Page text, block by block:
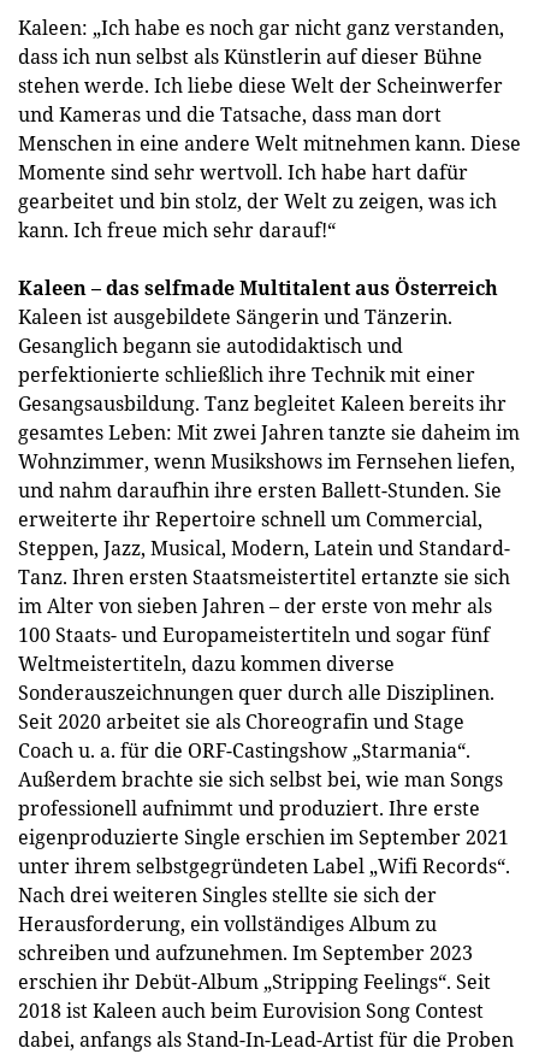
Kaleen: „Ich habe es noch gar nicht ganz verstanden,
dass ich nun selbst als Künstlerin auf dieser Bühne
stehen werde. Ich liebe diese Welt der Scheinwerfer
und Kameras und die Tatsache, dass man dort
Menschen in eine andere Welt mitnehmen kann. Diese
Momente sind sehr wertvoll. Ich habe hart dafür
gearbeitet und bin stolz, der Welt zu zeigen, was ich
kann. Ich freue mich sehr darauf!“
Kaleen – das selfmade Multitalent aus Österreich
Kaleen ist ausgebildete Sängerin und Tänzerin.
Gesanglich begann sie autodidaktisch und
perfektionierte schließlich ihre Technik mit einer
Gesangsausbildung. Tanz begleitet Kaleen bereits ihr
gesamtes Leben: Mit zwei Jahren tanzte sie daheim im
Wohnzimmer, wenn Musikshows im Fernsehen liefen,
und nahm daraufhin ihre ersten Ballett-Stunden. Sie
erweiterte ihr Repertoire schnell um Commercial,
Steppen, Jazz, Musical, Modern, Latein und Standard-
Tanz. Ihren ersten Staatsmeistertitel ertanzte sie sich
im Alter von sieben Jahren – der erste von mehr als
100 Staats- und Europameistertiteln und sogar fünf
Weltmeistertiteln, dazu kommen diverse
Sonderauszeichnungen quer durch alle Disziplinen.
Seit 2020 arbeitet sie als Choreografin und Stage
Coach u. a. für die ORF-Castingshow „Starmania“.
Außerdem brachte sie sich selbst bei, wie man Songs
professionell aufnimmt und produziert. Ihre erste
eigenproduzierte Single erschien im September 2021
unter ihrem selbstgegründeten Label „Wifi Records“.
Nach drei weiteren Singles stellte sie sich der
Herausforderung, ein vollständiges Album zu
schreiben und aufzunehmen. Im September 2023
erschien ihr Debüt-Album „Stripping Feelings“. Seit
2018 ist Kaleen auch beim Eurovision Song Contest
dabei, anfangs als Stand-In-Lead-Artist für die Proben